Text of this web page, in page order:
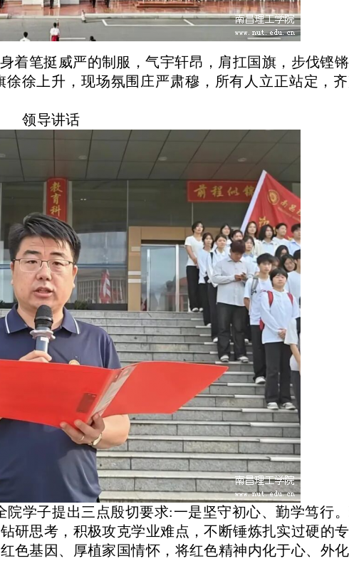
着笔挺威严的制服，气宇轩昂，肩扛国旗，步伐铿
徐上升，现场氛围庄严肃穆，所有人立正站定，
领导讲话
院学子提出三点殷切要求:一是坚守初心、勤学笃行
研思考，积极攻克学业难点，不断锤炼扎实过硬的
色基因、厚植家国情怀，将红色精神内化于心、外